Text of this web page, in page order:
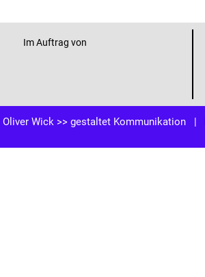
Im Auftrag von
Oliver Wick >> gestaltet Kommunikation |